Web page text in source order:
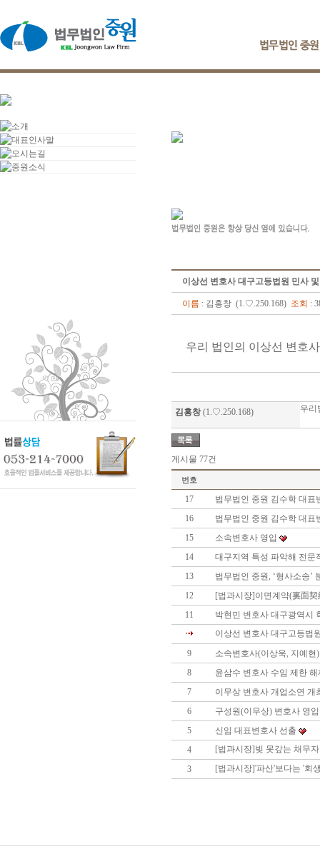
이상선 변호사 대구고등법원 민사
이름 : 김홍창 (1.♡.250.168) 조회 :
우리 법인의 이상선 변호
김홍창(1.♡.250.168) 우리
게시물 77건
번호
17
법무법인 중원 김수학 대
16
법무법인 중원 김수학 대
15
소속변호사 영입
14
대구지역 특성 파악해 전
13
법무법인 중원, ‘형사소송
12
[법과시장]이면계약(裏面契
11
박현민 변호사 대구광역시
이상선 변호사 대구고등법
9
소속변호사(이상욱, 지예현
8
윤삼수 변호사 수임 제한 해
7
이무상 변호사 개업소연 개
6
구성원(이무상) 변호사 영입
5
신임 대표변호사 선출
4
[법과시장]빚 못갚는 채무
3
[법과시장]'파산'보다는 '회